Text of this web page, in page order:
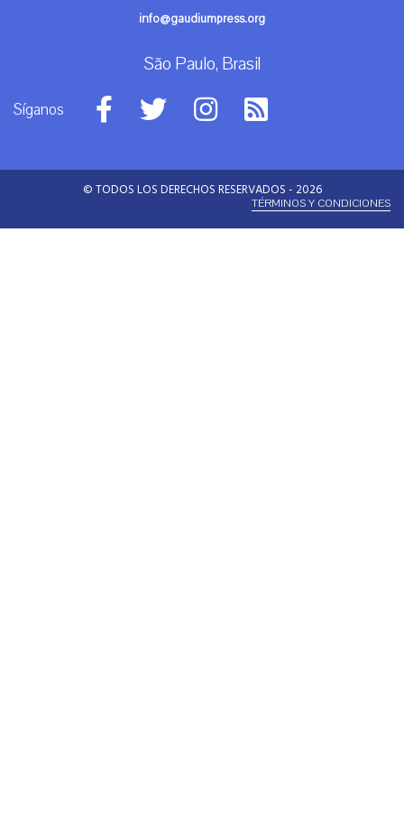
info@gaudiumpress.org
São Paulo, Brasil
Síganos
© TODOS LOS DERECHOS RESERVADOS - 2026
TÉRMINOS Y CONDICIONES